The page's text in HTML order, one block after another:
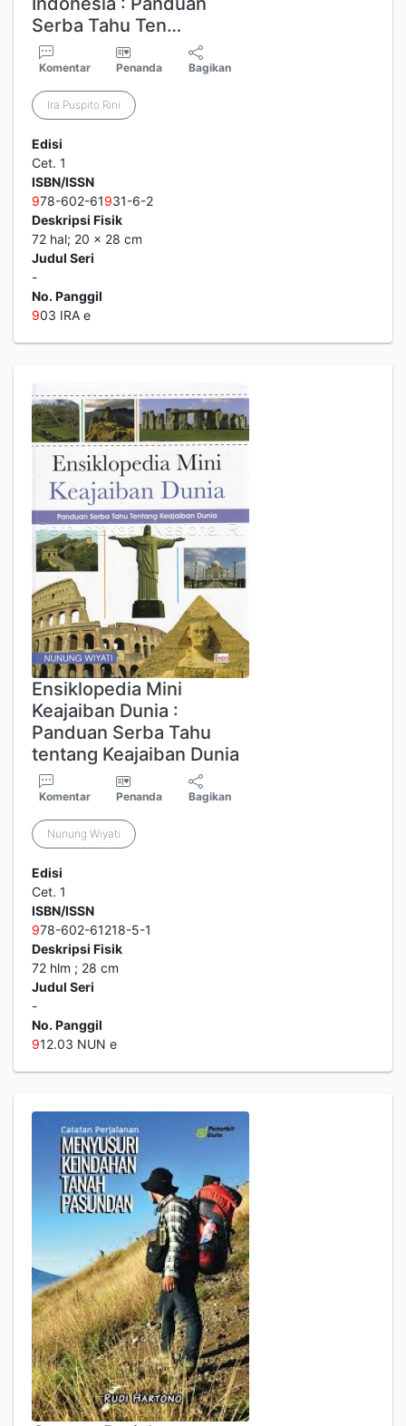
Serba Tahu Ten…
Komentar Penanda Bagikan
Ira Puspito Rini
Edisi
Cet. 1
ISBN/ISSN
978-602-61931-6-2
Deskripsi Fisik
72 hal; 20 x 28 cm
Judul Seri
-
No. Panggil
903 IRA e
Ensiklopedia Mini
Keajaiban Dunia :
Panduan Serba Tahu
tentang Keajaiban Dunia
Komentar Penanda Bagikan
Nunung Wiyati
Edisi
Cet. 1
ISBN/ISSN
978-602-61218-5-1
Deskripsi Fisik
72 hlm ; 28 cm
Judul Seri
-
No. Panggil
912.03 NUN e